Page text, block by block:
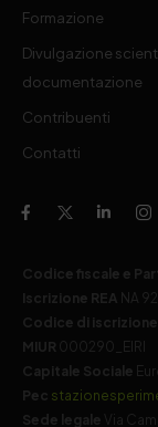
Formazione
Divulgazione
documentazione
Contribuenti
Contatti
Codice fiscale e
Iscrizione REA NA
Codice di iscrizione
MIUR 000290_EIRI
Capitale Sociale
Pec
Sede legale
Via